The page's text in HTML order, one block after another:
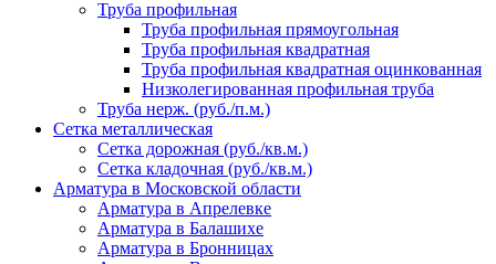
Труба профильная
Труба профильная прямоугольная
Труба профильная квадратная
Труба профильная квадратная оцинкованная
Низколегированная профильная труба
Труба нерж. (руб./п.м.)
Сетка металлическая
Сетка дорожная (руб./кв.м.)
Сетка кладочная (руб./кв.м.)
Арматура в Московской области
Арматура в Апрелевке
Арматура в Балашихе
Арматура в Бронницах